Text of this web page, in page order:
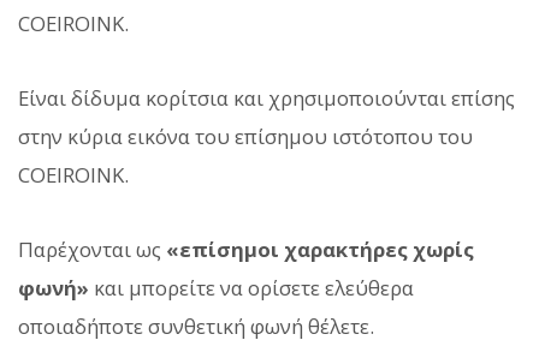
COEIROINK.
Είναι δίδυμα κορίτσια και χρησιμοποιούνται επίσης
στην κύρια εικόνα του επίσημου ιστότοπου του
COEIROINK.
Παρέχονται ως «επίσημοι χαρακτήρες χωρίς
φωνή» και μπορείτε να ορίσετε ελεύθερα
οποιαδήποτε συνθετική φωνή θέλετε.